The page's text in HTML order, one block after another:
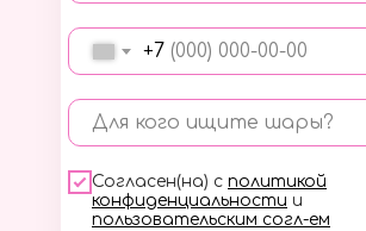
+7
Для кого ищите шары?
Согласен(на) с политикой
конфиденциальности и
пользовательским согл-ем